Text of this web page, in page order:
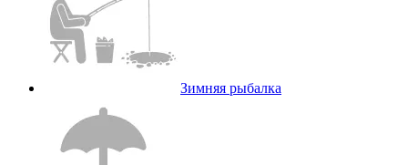
Зимняя рыбалка